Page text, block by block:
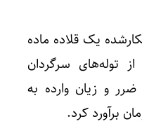
یک قلاده ماده
توله‌های سرگردان
و زیان وارده به